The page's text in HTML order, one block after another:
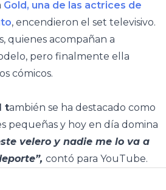
Gold, una de las actrices de
, encendieron el set televisivo.
quienes acompañan a
pero finalmente ella
cómicos.
también se ha destacado como
pequeñas y hoy en día domina
velero y nadie me lo va a
contó para YouTube.